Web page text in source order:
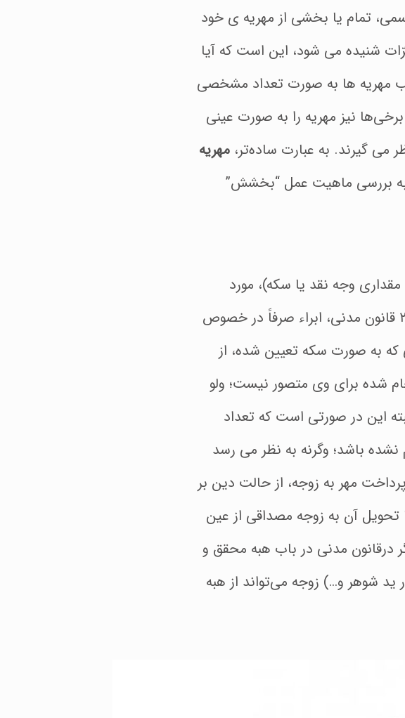
تمام یا بخشی از مهریه ی خود
شنیده می شود، این است که آیا
مهریه ها به صورت تعداد مشخصی
نیز مهریه را به صورت عینی
می گیرند. به عبارت ساده‌تر،مهریه
بررسی ماهیت عمل “بخشش”
وجه نقد یا سکه)، مورد
. به صراحت ماده ی۲۸۹ قانون مدنی، ابراء صرفاً در خصوص
که به صورت سکه تعیین شده، از
شده برای وی متصور نیست؛ ولو
این در صورتی است که تعداد
باشد؛ وگرنه به نظر می رسد
مهر به زوجه، از حالت دین بر
تحویل آن به زوجه مصداقی از عین
درقانون مدنی در باب هبه محقق و
شوهر و…) زوجه می‌تواند از هبه